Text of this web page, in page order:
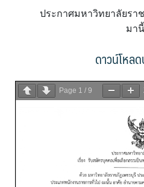
ประกาศมหาวิทยาลัยราช
มานี้
ดาวน์โหล
Page 1 / 9